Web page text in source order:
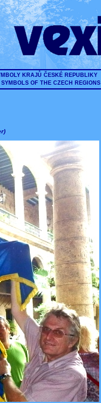
KRAJŮ ČESKÉ REPUBLIKY
SYMBOLS OF THE CZECH REGIONS